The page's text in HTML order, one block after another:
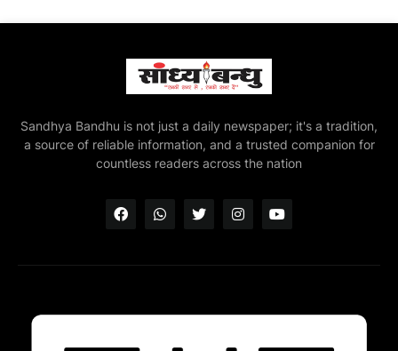
Sandhya Bandhu is not just a daily newspaper; it's a tradition,
a source of reliable information, and a trusted companion for
countless readers across the nation